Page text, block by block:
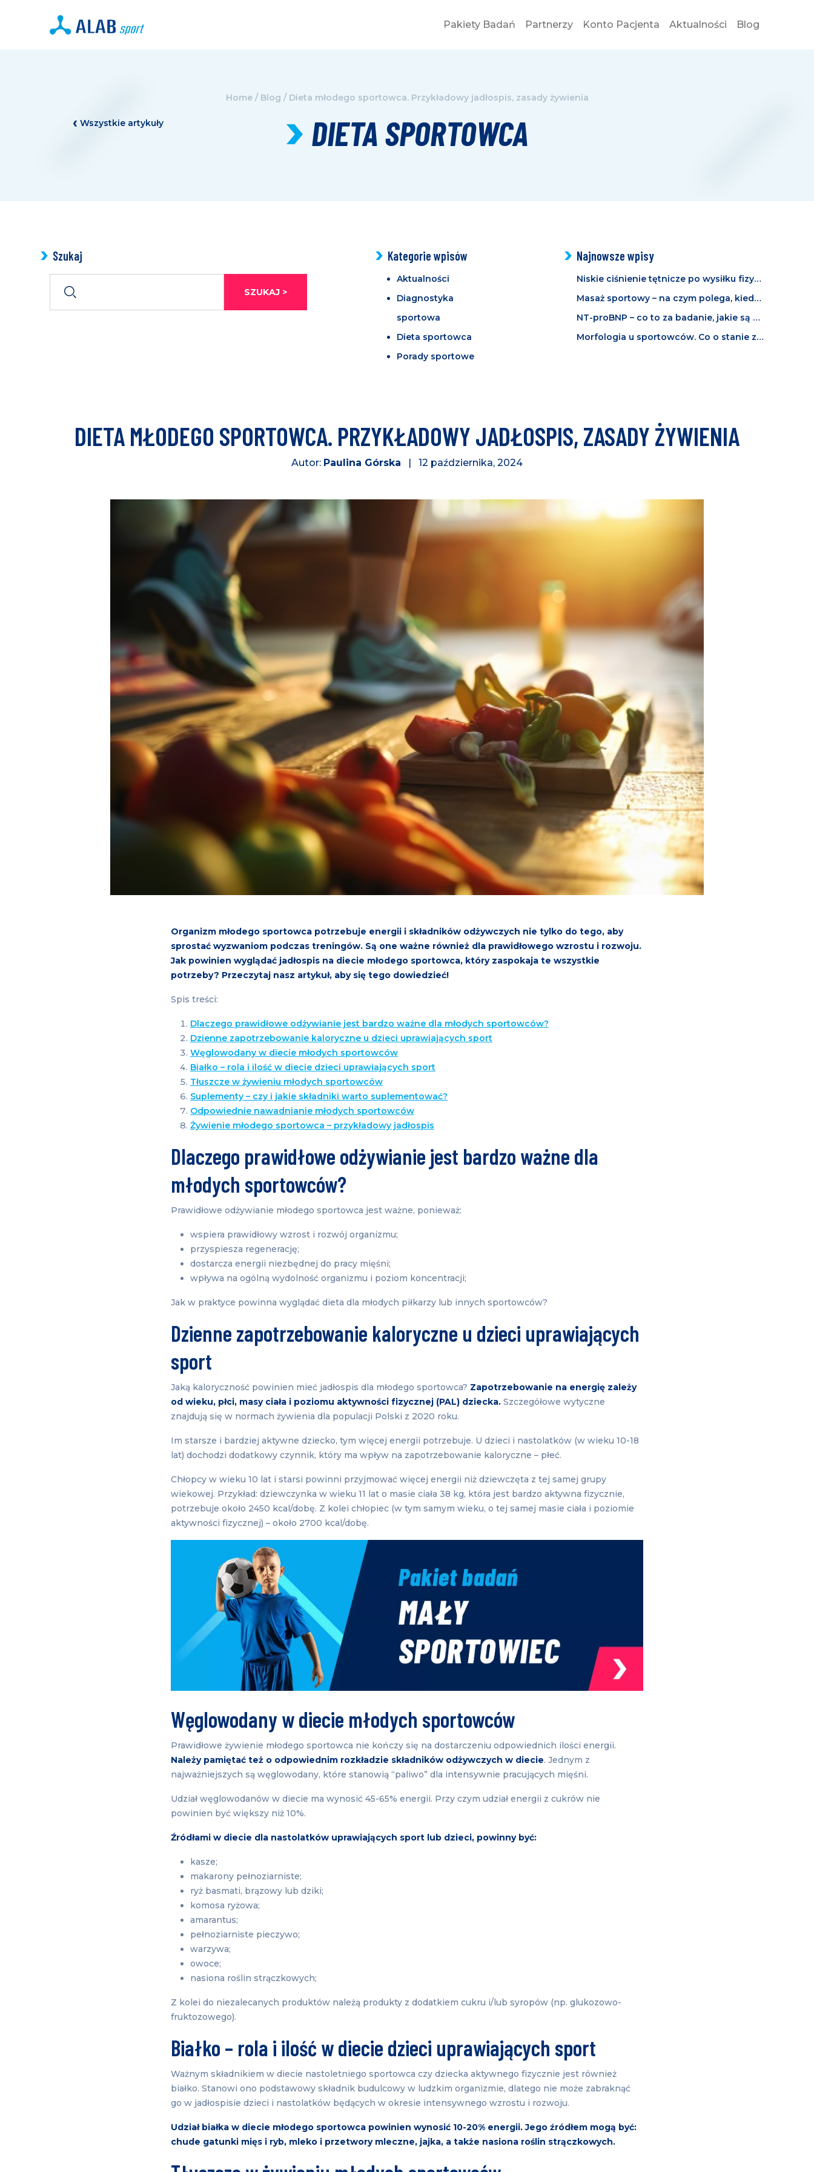
Pakiety Badań Partnerzy Konto Pacjenta Aktualności Blog
Wszystkie artykuły
Home/ Blog / Dieta młodego sportowca. Przykładowy jadłospis, zasady żywienia
DIETA SPORTOWCA
Szukaj
SZUKAJ >
Kategorie wpisów
Aktualności
Diagnostyka
sportowa
Dieta sportowca
Porady sportowe
Najnowsze wpisy
Niskie ciśnienie tętnicze po wysiłku fizycznym. Co oznacza i kiedy powinno niepokoić?
Masaż sportowy – na czym polega, kiedy jest wskazany i jak działa?
NT-proBNP – co to za badanie, jakie są normy i co oznacza wysoki wynik u sportowca?
Morfologia u sportowców. Co o stanie zdrowia i kondycji mówią wyniki badania krwi?
DIETA MŁODEGO SPORTOWCA. PRZYKŁADOWY JADŁOSPIS, ZASADY ŻYWIENIA
Autor: Paulina Górska | 12 października, 2024
Organizm młodego sportowca potrzebuje energii i składników odżywczych nie tylko do tego, aby
sprostać wyzwaniom podczas treningów. Są one ważne również dla prawidłowego wzrostu i rozwoju.
Jak powinien wyglądać jadłospis na diecie młodego sportowca, który zaspokaja te wszystkie
potrzeby? Przeczytaj nasz artykuł, aby się tego dowiedzieć!
Spis treści:
Dlaczego prawidłowe odżywianie jest bardzo ważne dla młodych sportowców?
Dzienne zapotrzebowanie kaloryczne u dzieci uprawiających sport
Węglowodany w diecie młodych sportowców
Białko – rola i ilość w diecie dzieci uprawiających sport
Tłuszcze w żywieniu młodych sportowców
Suplementy – czy i jakie składniki warto suplementować?
Odpowiednie nawadnianie młodych sportowców
Żywienie młodego sportowca – przykładowy jadłospis
Dlaczego prawidłowe odżywianie jest bardzo ważne dla
młodych sportowców?
Prawidłowe odżywianie młodego sportowca jest ważne, ponieważ:
wspiera prawidłowy wzrost i rozwój organizmu;
przyspiesza regenerację;
dostarcza energii niezbędnej do pracy mięśni;
wpływa na ogólną wydolność organizmu i poziom koncentracji;
Jak w praktyce powinna wyglądać dieta dla młodych piłkarzy lub innych sportowców?
Dzienne zapotrzebowanie kaloryczne u dzieci uprawiających
sport
Jaką kaloryczność powinien mieć jadłospis dla młodego sportowca? Zapotrzebowanie na energię zależy
od wieku, płci, masy ciała i poziomu aktywności fizycznej (PAL) dziecka. Szczegółowe wytyczne
znajdują się w normach żywienia dla populacji Polski z 2020 roku.
Im starsze i bardziej aktywne dziecko, tym więcej energii potrzebuje. U dzieci i nastolatków (w wieku 10-18
lat) dochodzi dodatkowy czynnik, który ma wpływ na zapotrzebowanie kaloryczne – płeć.
Chłopcy w wieku 10 lat i starsi powinni przyjmować więcej energii niż dziewczęta z tej samej grupy
wiekowej. Przykład: dziewczynka w wieku 11 lat o masie ciała 38 kg, która jest bardzo aktywna fizycznie,
potrzebuje około 2450 kcal/dobę. Z kolei chłopiec (w tym samym wieku, o tej samej masie ciała i poziomie
aktywności fizycznej) – około 2700 kcal/dobę.
Węglowodany w diecie młodych sportowców
Prawidłowe żywienie młodego sportowca nie kończy się na dostarczeniu odpowiednich ilości energii.
Należy pamiętać też o odpowiednim rozkładzie składników odżywczych w diecie. Jednym z
najważniejszych są węglowodany, które stanowią “paliwo” dla intensywnie pracujących mięśni.
Udział węglowodanów w diecie ma wynosić 45-65% energii. Przy czym udział energii z cukrów nie
powinien być większy niż 10%.
Źródłami w diecie dla nastolatków uprawiających sport lub dzieci, powinny być:
kasze;
makarony pełnoziarniste;
ryż basmati, brązowy lub dziki;
komosa ryżowa;
amarantus;
pełnoziarniste pieczywo;
warzywa;
owoce;
nasiona roślin strączkowych;
Z kolei do niezalecanych produktów należą produkty z dodatkiem cukru i/lub syropów (np. glukozowo-
fruktozowego).
Białko – rola i ilość w diecie dzieci uprawiających sport
Ważnym składnikiem w diecie nastoletniego sportowca czy dziecka aktywnego fizycznie jest również
białko. Stanowi ono podstawowy składnik budulcowy w ludzkim organizmie, dlatego nie może zabraknąć
go w jadłospisie dzieci i nastolatków będących w okresie intensywnego wzrostu i rozwoju.
Udział białka w diecie młodego sportowca powinien wynosić 10-20% energii. Jego źródłem mogą być:
chude gatunki mięs i ryb, mleko i przetwory mleczne, jajka, a także nasiona roślin strączkowych.